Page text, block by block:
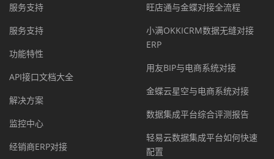
服务支持
服务支持
功能特性
API接口文档大全
解决方案
监控中心
经销商ERP对接
旺店通与金蝶对接全流程
小满OKKICRM数据无缝对接
ERP
用友BIP与电商系统对接
金蝶云星空与电商系统对接
数据集成平台综合评测报告
轻易云数据集成平台如何快速
配置